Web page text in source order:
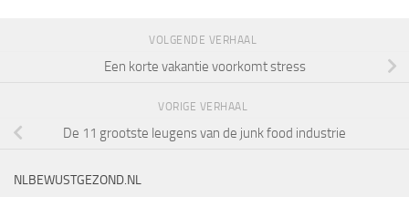
VOLGENDE VERHAAL
Een korte vakantie voorkomt stress
VORIGE VERHAAL
De 11 grootste leugens van de junk food industrie
NLBEWUSTGEZOND.NL